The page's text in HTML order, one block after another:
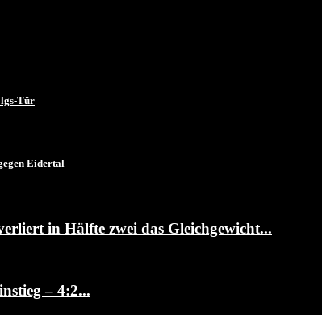
Tür
Eidertal
in Hälfte zwei das Gleichgewicht...
– 4:2...